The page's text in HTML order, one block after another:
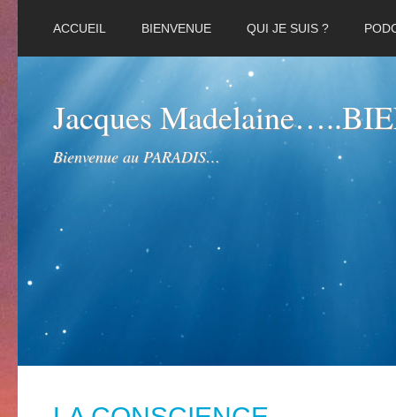
ACCUEIL BIENVENUE QUI JE SUIS ?
Jacques
Bienvenue au PARADIS…